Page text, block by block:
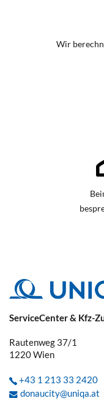
Wir
ServiceCenter & Kfz-
Rautenweg 37/1
1220Wien
+43 1 213 33 2420
donaucity@uniqa.at